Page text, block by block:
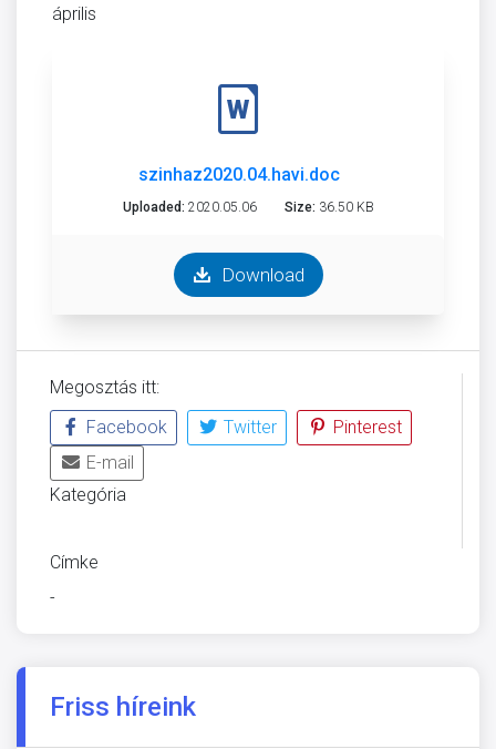
április
szinhaz2020.04.havi.doc
Uploaded: 2020.05.06 Size: 36.50 KB
Download
Megosztás itt:
Facebook
Twitter
Pinterest
E-mail
Kategória
Címke
-
Friss híreink